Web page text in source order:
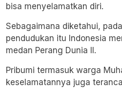
bisa menyelamatkan diri.
Sebagaimana diketahui,
pendudukan itu Indonesia
medan Perang Dunia II.
Pribumi termasuk warga
keselamatannya juga